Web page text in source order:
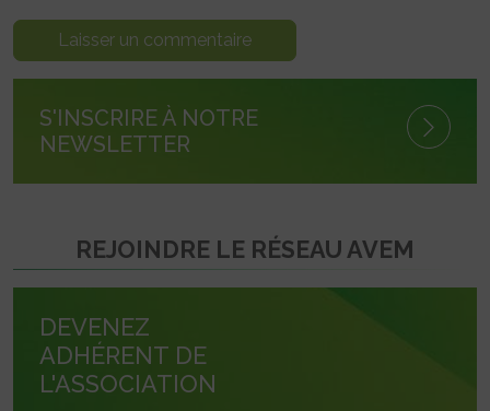
S'INSCRIRE À NOTRE
NEWSLETTER
REJOINDRE LE RÉSEAU AVEM
DEVENEZ
ADHÉRENT DE
L'ASSOCIATION